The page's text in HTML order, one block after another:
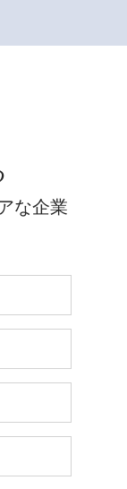
な企業